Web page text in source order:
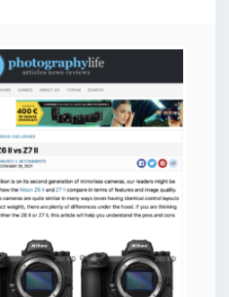
R
O
B
L
É
M
A
T
I
Q